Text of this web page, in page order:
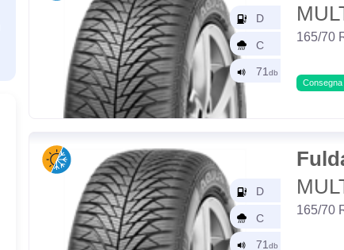
165/70
165/70